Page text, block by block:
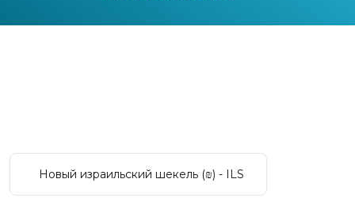
Новый израильский шекель (₪) - ILS